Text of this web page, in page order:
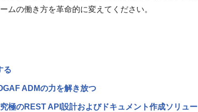
ムの働き方を革命的に変えてください。
る
ADMの力を解き放つ
極のREST API設計およびドキュメント作成ソリュー